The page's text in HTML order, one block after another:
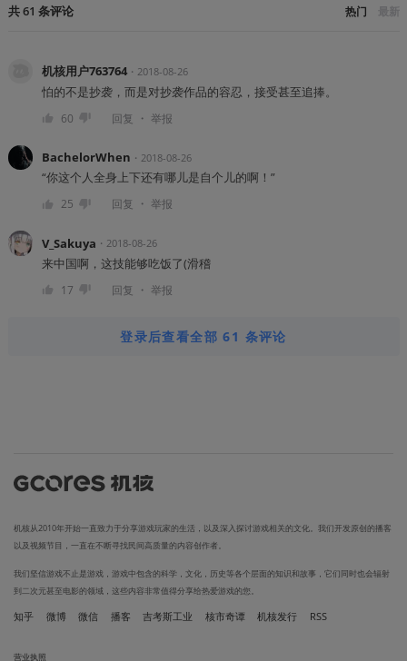
共61 条评论 热门 最新
机核用户763764・ 2018-08-26
怕的不是抄袭，而是对抄袭作品的容忍，接受甚至追捧。
60 回复 ・ 举报
BachelorWhen ・ 2018-08-26
“你这个人全身上下还有哪儿是自个儿的啊！”
25 回复 ・ 举报
V_Sakuya ・ 2018-08-26
来中国啊，这技能够吃饭了(滑稽
17 回复 ・ 举报
登录后查看全部 61 条评论
机核从2010年开始一直致力于分享游戏玩家的生活，以及深入探讨游戏相关的文化。我们开发原创的播客
以及视频节目，一直在不断寻找民间高质量的内容创作者。
我们坚信游戏不止是游戏，游戏中包含的科学，文化，历史等各个层面的知识和故事，它们同时也会辐射
到二次元甚至电影的领域，这些内容非常值得分享给热爱游戏的您。
知乎 微博 微信 播客 吉考斯工业 核市奇谭 机核发行 RSS
营业执照